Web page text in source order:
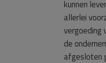
kunnen
allerlei
vergoeding
de
afgesloten